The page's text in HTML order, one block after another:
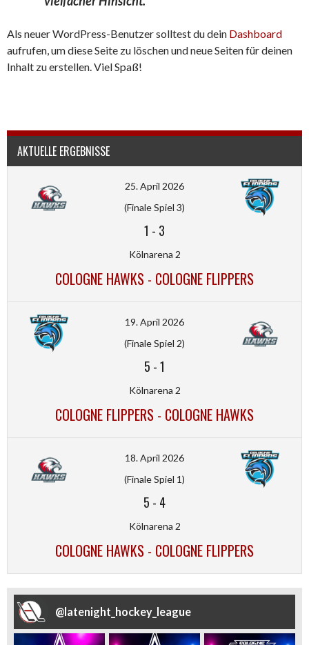
Als neuer WordPress-Benutzer solltest du dein Dashboard
aufrufen, um diese Seite zu löschen und neue Seiten für deinen
Inhalt zu erstellen. Viel Spaß!
AKTUELLE ERGEBNISSE
25. April 2026
(Finale Spiel 3)
1 - 3
Kölnarena 2
COLOGNE HAWKS - COLOGNE FLIPPERS
19. April 2026
(Finale Spiel 2)
5 -1
Kölnarena 2
COLOGNE FLIPPERS - COLOGNE HAWKS
18. April 2026
(Finale Spiel 1)
5 - 4
Kölnarena 2
COLOGNE HAWKS - COLOGNE FLIPPERS
@latenight_hockey_league